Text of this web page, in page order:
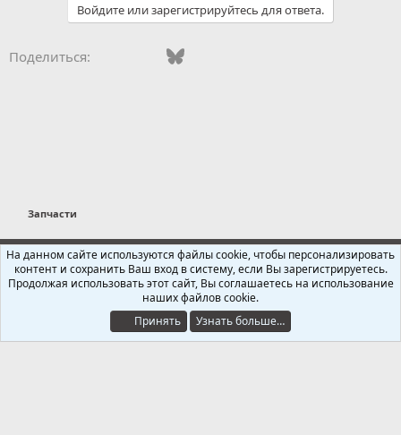
и
Войдите или зарегистрируйтесь для ответа.
Поделиться: Vkontakte
FacebookBluesky
Запчасти
Russian (RU)
Обратная связь
Условия и правила
Политика конфиденциальности
Помощь
Локализация от xenForo.Info®
На данном сайте используются файлы cookie, чтобы персонализировать
контент и сохранить Ваш вход в систему, если Вы зарегистрируетесь.
Продолжая использовать этот сайт, Вы соглашаетесь на использование
наших файлов cookie.
Принять
Узнать больше…